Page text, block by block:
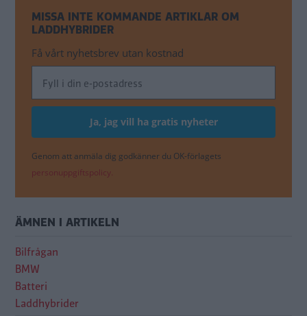
MISSA INTE KOMMANDE ARTIKLAR OM
LADDHYBRIDER
Få vårt nyhetsbrev utan kostnad
Genom att anmäla dig godkänner du OK-förlagets
personuppgiftspolicy.
ÄMNEN I ARTIKELN
Bilfrågan
BMW
Batteri
Laddhybrider